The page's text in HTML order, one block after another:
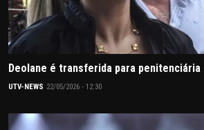
Deolane é transferida para penitenciária
UTV-NEWS 22/05/2026 - 12:30